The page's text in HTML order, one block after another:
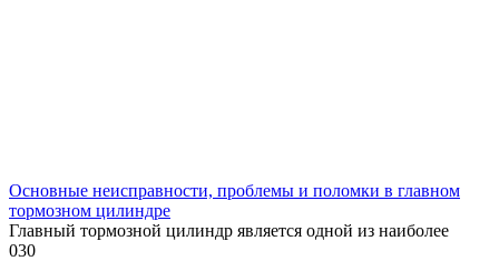
Основные неисправности, проблемы и поломки в главном
тормозном цилиндре
Главный тормозной цилиндр является одной из наиболее
030